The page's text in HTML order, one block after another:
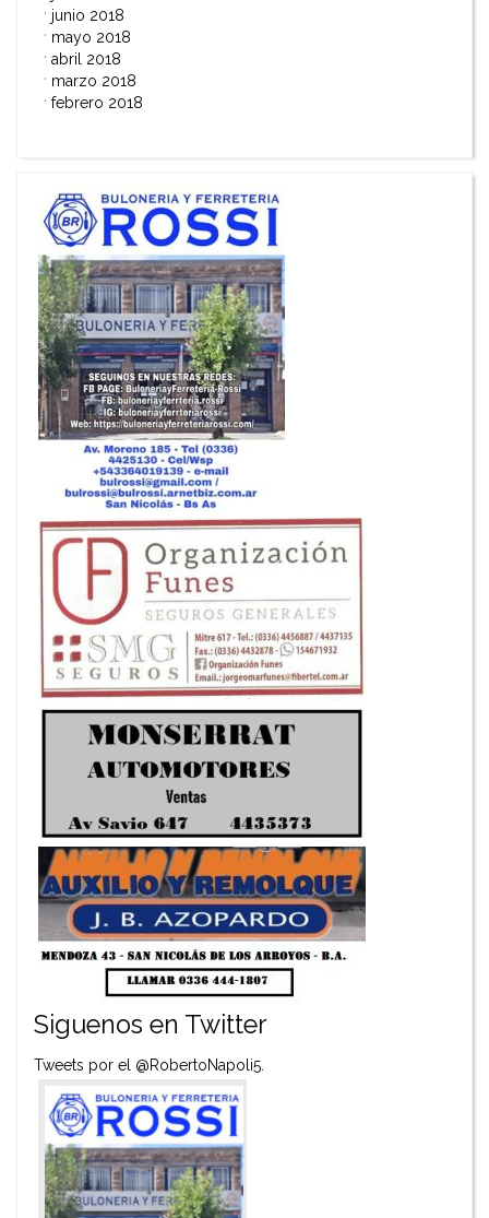
junio 2018
mayo 2018
abril 2018
marzo 2018
febrero 2018
Siguenos en Twitter
Tweets por el @RobertoNapoli5.